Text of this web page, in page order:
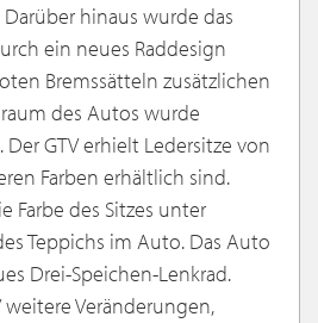
hinaus wurde das
ein neues Raddesign
Bremssätteln zusätzlichen
des Autos wurde
GTV erhielt Ledersitze von
Farben erhältlich sind.
Farbe des Sitzes unter
Teppichs im Auto. Das Auto
Drei-Speichen-Lenkrad.
weitere Veränderungen,